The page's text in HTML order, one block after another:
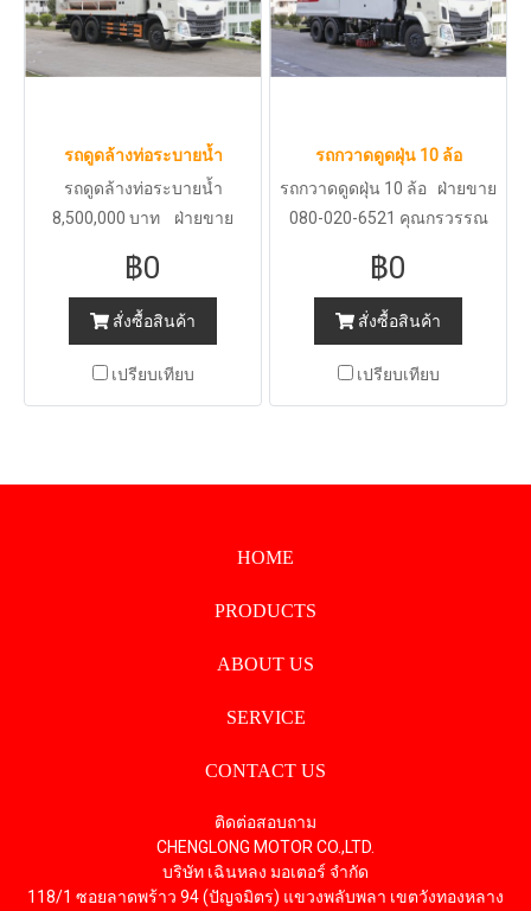
รถดูดล้างท่อระบายน้ำ
รถดูดล้างท่อระบายน้ำ
8,500,000 บาท ฝ่ายขาย
฿0
สั่งซื้อสินค้า
เปรียบเทียบ
รถกวาดดูดฝุ่น 10 ล้อ
รถกวาดดูดฝุ่น 10 ล้อ ฝ่ายขาย
080-020-6521 คุณกรวรรณ
081-928-4788 คุณกนก
฿0
สั่งซื้อสินค้า
เปรียบเทียบ
HOME
PRODUCTS
ABOUT US
SERVICE
CONTACT US
ติดต่อสอบถาม
CHENGLONG MOTOR CO.,LTD.
บริษัท เฉินหลง มอเตอร์ จำกัด
118/1 ซอยลาดพร้าว 94 (ปัญจมิตร) แขวงพลับพลา เขตวังทองหลาง